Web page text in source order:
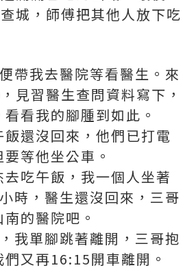
城，師傅把其他人放下吃
帶我去醫院等看醫生。來
見習醫生查問資料寫下，
看我的腳腫到如此。
還沒回來，他們已打電
等他坐公車。
吃午飯，我一個人坐著
時，醫生還沒回來，三哥
的醫院吧。
我單腳跳著離開，三哥抱
又再16:15開車離開。